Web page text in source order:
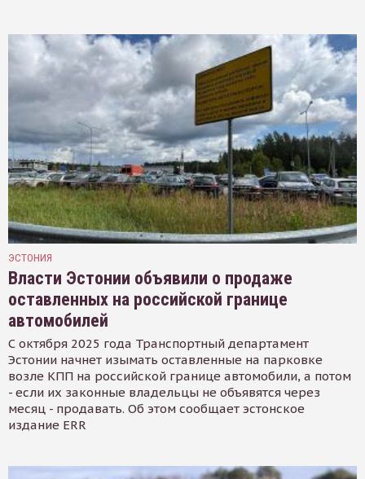
ЭСТОНИЯ
Власти Эстонии объявили о продаже
оставленных на российской границе
автомобилей
С октября 2025 года Транспортный департамент
Эстонии начнет изымать оставленные на парковке
возле КПП на российской границе автомобили, а потом
- если их законные владельцы не объявятся через
месяц - продавать. Об этом сообщает эстонское
издание ERR